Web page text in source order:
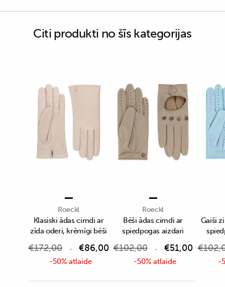
Citi produkti no šīs kategorijas
Roeckl
Klasiski ādas cimdi ar
zīda oderi, krēmīgi bēši
€172,00 €86,00
-50% atlaide
Roeckl
Bēši ādas cimdi ar
spiedpogas aizdari
€102,00 €51,00
-50% atlaide
Gaiši
€
-